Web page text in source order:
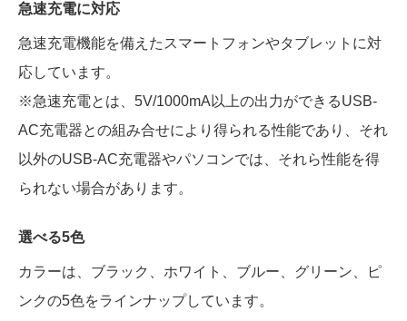
急速充電に対応
急速充電機能を備えたスマートフォンやタブレットに対
応しています。
※急速充電とは、5V/1000mA以上の出力ができるUSB-
AC充電器との組み合せにより得られる性能であり、それ
以外のUSB-AC充電器やパソコンでは、それら性能を得
られない場合があります。
選べる5色
カラーは、ブラック、ホワイト、ブルー、グリーン、ピ
ンクの5色をラインナップしています。